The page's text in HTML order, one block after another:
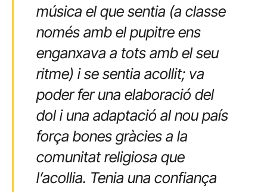
música el que sentia (a classe
només amb el pupitre ens
enganxava a tots amb el seu
ritme) i se sentia acollit; va
poder fer una elaboració del
dol i una adaptació al nou país
força bones gràcies a la
comunitat religiosa que
l’acollia. Tenia una confiança